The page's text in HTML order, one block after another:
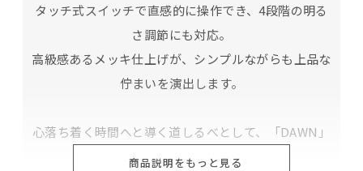
タッチ式スイッチで直感的に操作でき、4段階の明る
さ調節にも対応。
高級感あるメッキ仕上げが、シンプルながらも上品な
佇まいを演出します。
心落ち着く時間へと導く道しるべとして、「DAWN」
の灯りがそっと寄り添いますように。
商品説明をもっと見る